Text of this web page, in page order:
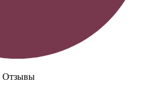
Отзывы